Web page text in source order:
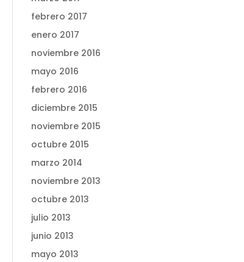
febrero 2017
enero 2017
noviembre 2016
mayo 2016
febrero 2016
diciembre 2015
noviembre 2015
octubre 2015
marzo 2014
noviembre 2013
octubre 2013
julio 2013
junio 2013
mayo 2013